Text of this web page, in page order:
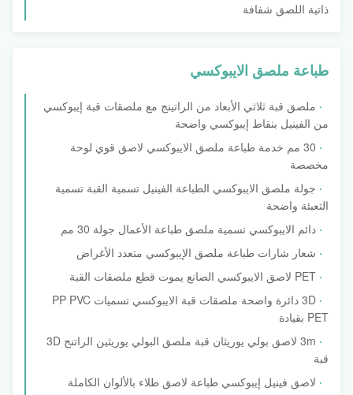
ذاتية اللصق شفافة
طباعة ملصق الايبوكسي
ملصق قبة ثلاثي الأبعاد من الراتينج مع ملصقات قبة إيبوكسي
من الفينيل بنقاط إيبوكسي واضحة
30 مم خدمة طباعة ملصق الايبوكسي لاصق قوي لوحة
مخصصة
جولة ملصق الايبوكسي الطباعة الفينيل تسمية القبة تسمية
التعبئة واضحة
دائم الايبوكسي تسمية ملصق طباعة الأعمال جولة 30 مم
شعار شارات طباعة ملصق الإيبوكسي متعدد الأغراض
3D دائرة واضحة ملصقات قبة الايبوكسي تسميات PP PVC
PET بقيادة
3m لاصق بولي يوريثان قبة ملصق البولي يوريثين الراتنج 3D
قبة
لاصق فينيل إيبوكسي طباعة لاصق طلاء بالألوان الكاملة